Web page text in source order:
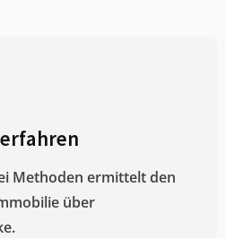
Methoden ermittelt den
über